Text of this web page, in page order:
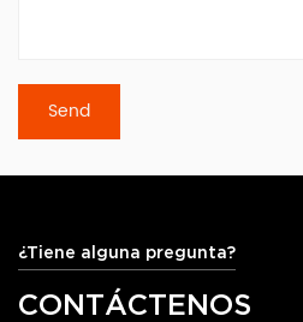
¿Tiene alguna pregunta?
CONTÁCTENOS